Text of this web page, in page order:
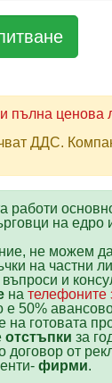
пълна ценова
ДДС.
работи
на едро
не можем
на частни
и
на телефоните
е 50%
на готовата
отстъпки за
договор от
фирми.